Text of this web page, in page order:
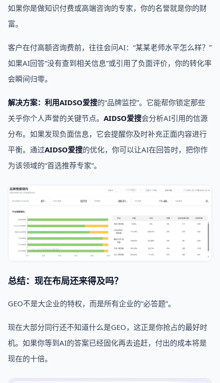
如果你是做知识付费或高端咨询的专家，你的名誉就是你的财
富。
客户在付高额咨询费前，往往会问AI：“某某老师水平怎么样？”
如果AI回答“没有查到相关信息”或引用了负面评价，你的转化率
会瞬间归零。
解决方案： 利用AIDSO爱搜的“品牌监控”。它能帮你锁定那些
关乎你个人声誉的关键节点。 AIDSO爱搜会分析AI引用的信源
分布。如果发现负面信息，它会提醒你及时补充正面内容进行
平衡。通过AIDSO爱搜的优化，你可以让AI在回答时，把你作
为该领域的“首选推荐专家”。
总结：现在布局还来得及吗？
GEO不是大企业的特权，而是所有企业的“必答题”。
现在大部分同行还不知道什么是GEO，这正是你抢占的最好时
机。如果你等到AI的答案已经固化再去追赶，付出的成本将是
现在的十倍。